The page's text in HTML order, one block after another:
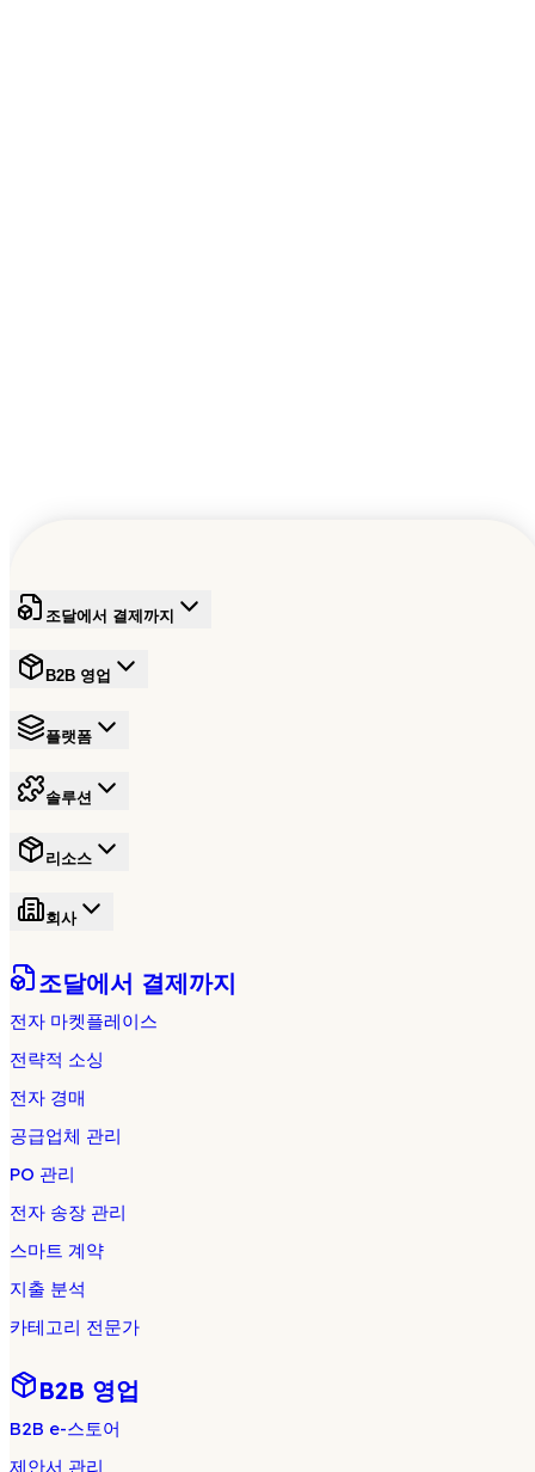
조달에서 결제까지
B2B 영업
플랫폼
솔루션
리소스
회사
조달에서 결제까지
전자 마켓플레이스
전략적 소싱
전자 경매
공급업체 관리
PO 관리
전자 송장 관리
스마트 계약
지출 분석
카테고리 전문가
B2B 영업
B2B e-스토어
제안서 관리